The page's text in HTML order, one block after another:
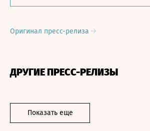
Оригинал пресс-релиза
ДРУГИЕ ПРЕСС-РЕЛИЗЫ
Показать еще